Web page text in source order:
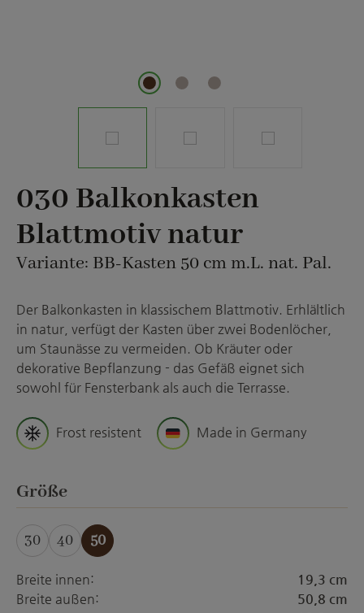
030 Balkonkasten
Blattmotiv natur
Variante: BB-Kasten 50 cm m.L. nat. Pal.
Der Balkonkasten in klassischem Blattmotiv. Erhlältlich
in natur, verfügt der Kasten über zwei Bodenlöcher,
um Staunässe zu vermeiden. Ob Kräuter oder
dekorative Bepflanzung - das Gefäß eignet sich
sowohl für Fensterbank als auch die Terrasse.
Frost resistent Made in Germany
Größeauswählen
30 40 50
Breite innen:
19,3 cm
Breite außen:
50,8 cm